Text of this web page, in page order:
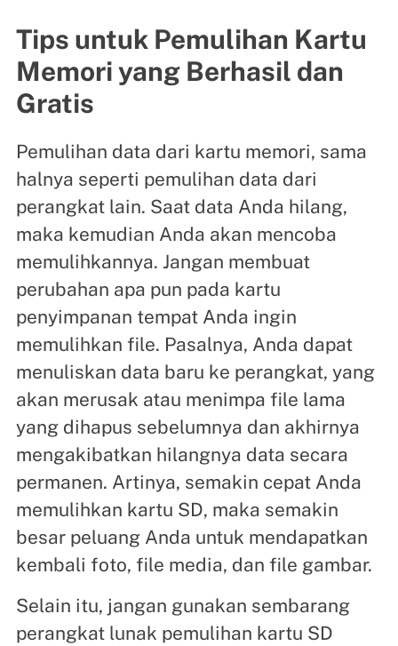
Tips untuk Pemulihan Kartu
Memori yang Berhasil dan
Gratis
Pemulihan data dari kartu memori, sama
halnya seperti pemulihan data dari
perangkat lain. Saat data Anda hilang,
maka kemudian Anda akan mencoba
memulihkannya. Jangan membuat
perubahan apa pun pada kartu
penyimpanan tempat Anda ingin
memulihkan file. Pasalnya, Anda dapat
menuliskan data baru ke perangkat, yang
akan merusak atau menimpa file lama
yang dihapus sebelumnya dan akhirnya
mengakibatkan hilangnya data secara
permanen. Artinya, semakin cepat Anda
memulihkan kartu SD, maka semakin
besar peluang Anda untuk mendapatkan
kembali foto, file media, dan file gambar.
Selain itu, jangan gunakan sembarang
perangkat lunak pemulihan kartu SD